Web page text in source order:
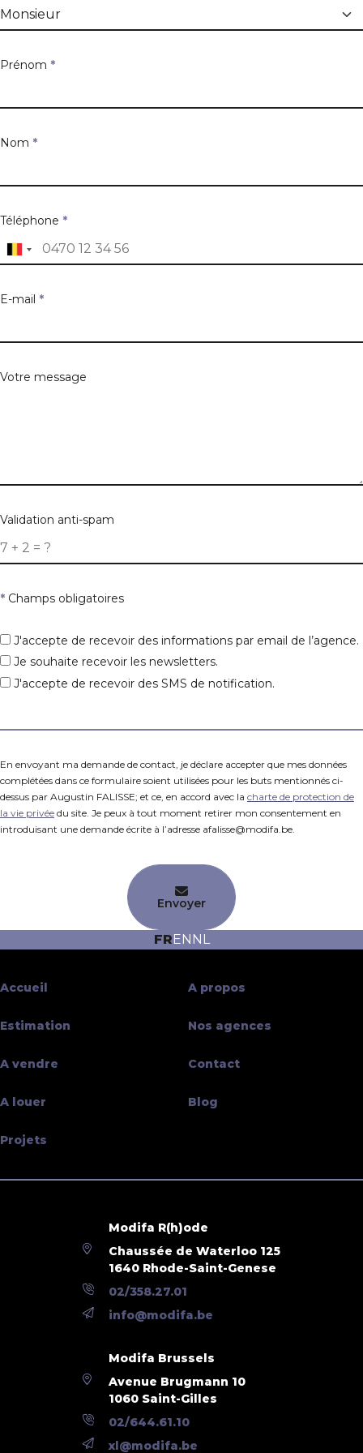
Prénom *
Nom *
Téléphone *
E-mail *
Votre message
Validation anti-spam
* Champs obligatoires
J'accepte de recevoir des informations par email de l’agence.
Je souhaite recevoir les newsletters.
J'accepte de recevoir des SMS de notification.
En envoyant ma demande de contact, je déclare accepter que mes données
complétées dans ce formulaire soient utilisées pour les buts mentionnés ci-
dessus par Augustin FALISSE; et ce, en accord avec la charte de protection de
la vie privée du site. Je peux à tout moment retirer mon consentement en
introduisant une demande écrite à l’adresse afalisse@modifa.be.
Envoyer
FREN NL
Accueil
Estimation
A vendre
A louer
Projets
A propos
Nos agences
Contact
Blog
Modifa R(h)ode
Chaussée de Waterloo 125
1640 Rhode-Saint-Genese
02/358.27.01
info@modifa.be
Modifa Brussels
Avenue Brugmann 10
1060 Saint-Gilles
02/644.61.10
xl@modifa.be